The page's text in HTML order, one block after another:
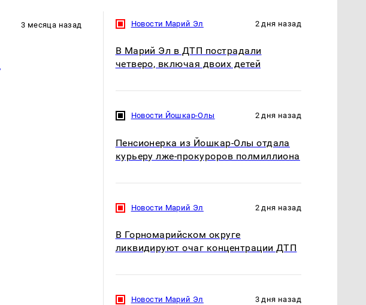
3 месяца назад Новости Марий Эл 2 дня назад
В Марий Эл в ДТП пострадали
четверо, включая двоих детей
Новости Йошкар-Олы 2 дня назад
Пенсионерка из Йошкар-Олы отдала
курьеру лже-прокуроров полмиллиона
Новости Марий Эл 2 дня назад
В Горномарийском округе
ликвидируют очаг концентрации ДТП
Новости Марий Эл 3 дня назад